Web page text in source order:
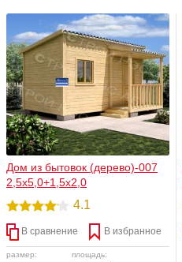
четы молодожёнов либо
супружеской пары. Прекрасный
вариант для использования как
гостевого домика. Полностью
утепленный вариант!
Дом из бытовок (дерево)-007
2,5х5,0+1,5х2,0
4.1
В сравнение В избранное
размер: площадь: